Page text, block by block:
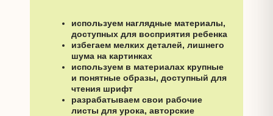
используем наглядные материалы,
доступных для восприятия ребенка
избегаем мелких деталей, лишнего
шума на картинках
используем в материалах крупные
и понятные образы, доступный для
чтения шрифт
разрабатываем свои рабочие
листы для урока, авторские